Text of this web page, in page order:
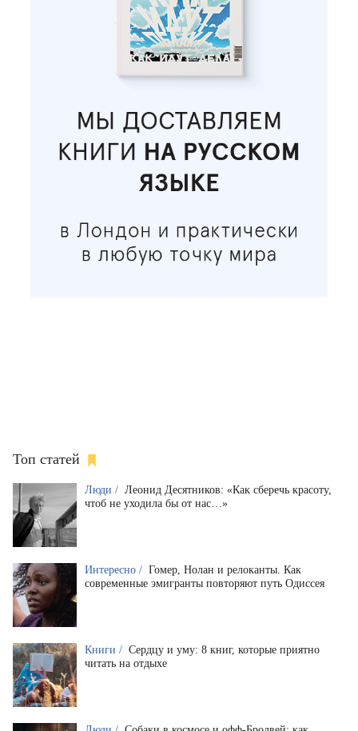
Топ статей
Люди / Леонид Десятников: «Как сберечь красоту,
чтоб не уходила бы от нас…»
Интересно / Гомер, Нолан и релоканты. Как
современные эмигранты повторяют путь Одиссея
Книги / Сердцу и уму: 8 книг, которые приятно
читать на отдыхе